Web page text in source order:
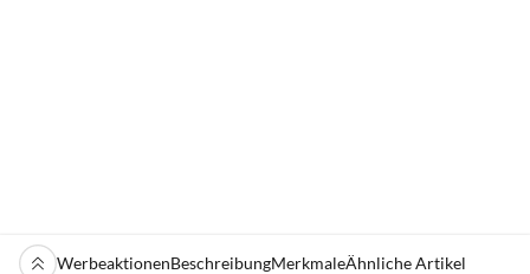
WerbeaktionenBeschreibungMerkmaleÄhnliche Artikel